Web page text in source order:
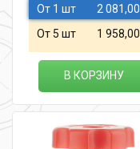
От 1 шт 2 081,00
От 5 шт 1 958,00
В КОРЗИНУ